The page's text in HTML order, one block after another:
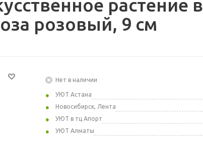
растение в
розовый, 9 см
Нет в наличии
УЮТ Астана
Новосибирск, Лента
УЮТ в тц Апорт
УЮТ Алматы